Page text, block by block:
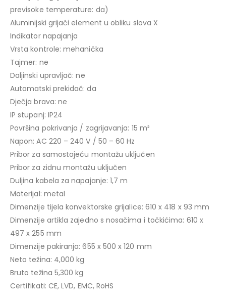
previsoke temperature: da)
Aluminijski grijaći element u obliku slova X
Indikator napajanja
Vrsta kontrole: mehanička
Tajmer: ne
Daljinski upravljač: ne
Automatski prekidač: da
Dječja brava: ne
IP stupanj: IP24
Površina pokrivanja / zagrijavanja: 15 m²
Napon: AC 220 – 240 V / 50 – 60 Hz
Pribor za samostojeću montažu uključen
Pribor za zidnu montažu uključen
Duljina kabela za napajanje: 1,7 m
Materijal: metal
Dimenzije tijela konvektorske grijalice: 610 x 418 x 93 mm
Dimenzije artikla zajedno s nosačima i točkićima: 610 x
497 x 255 mm
Dimenzije pakiranja: 655 x 500 x 120 mm
Neto težina: 4,000 kg
Bruto težina 5,300 kg
Certifikati: CE, LVD, EMC, RoHS